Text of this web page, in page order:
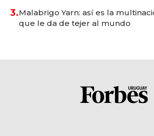
3.Malabrigo Yarn: así es la
que le da de tejer al mundo